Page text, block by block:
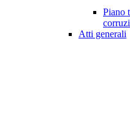
Piano
Atti generali